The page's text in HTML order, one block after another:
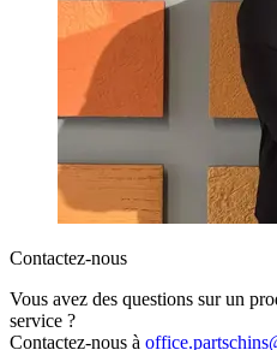
Contactez-nous
Vous avez des questions sur un
service ?
Contactez-nous à